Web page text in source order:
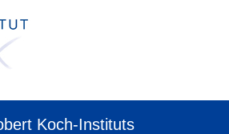
Koch-Instituts